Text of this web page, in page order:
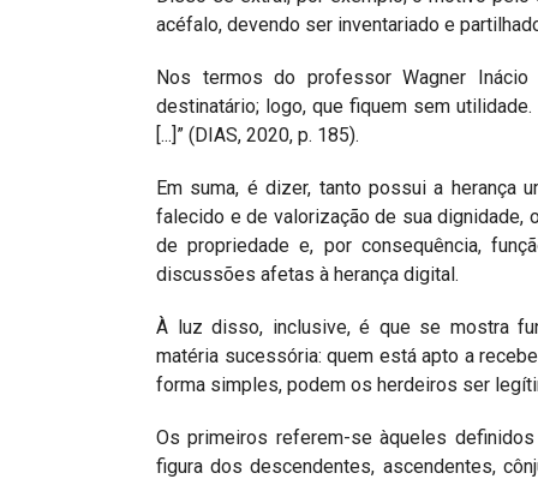
acéfalo, devendo ser inventariado e
Nos termos do professor Wagner
destinatário; logo, que fiquem sem
[...]” (DIAS, 2020, p. 185).
Em suma, é dizer, tanto possui a herança
falecido e de valorização de sua dignidade,
de propriedade e, por consequência,
discussões afetas à herança digital.
À luz disso, inclusive, é que se mostra
matéria sucessória: quem está apto a
forma simples, podem os herdeiros ser
Os primeiros referem-se àqueles
figura dos descendentes, ascendentes,